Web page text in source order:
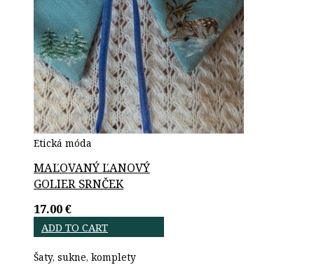
Etická móda
MAĽOVANÝ ĽANOVÝ
GOLIER SRNČEK
17.00€
ADD TO CART
Šaty, sukne, komplety